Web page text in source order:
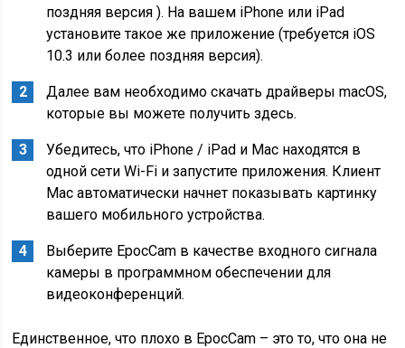
поздняя версия ). На вашем iPhone или iPad
установите такое же приложение (требуется iOS
10.3 или более поздняя версия).
Далее вам необходимо скачать драйверы macOS,
которые вы можете получить здесь.
Убедитесь, что iPhone / iPad и Mac находятся в
одной сети Wi-Fi и запустите приложения. Клиент
Mac автоматически начнет показывать картинку
вашего мобильного устройства.
Выберите EpocCam в качестве входного сигнала
камеры в программном обеспечении для
видеоконференций.
Единственное, что плохо в EpocCam – это то, что она не